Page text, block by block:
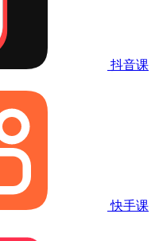
抖音课
快手课